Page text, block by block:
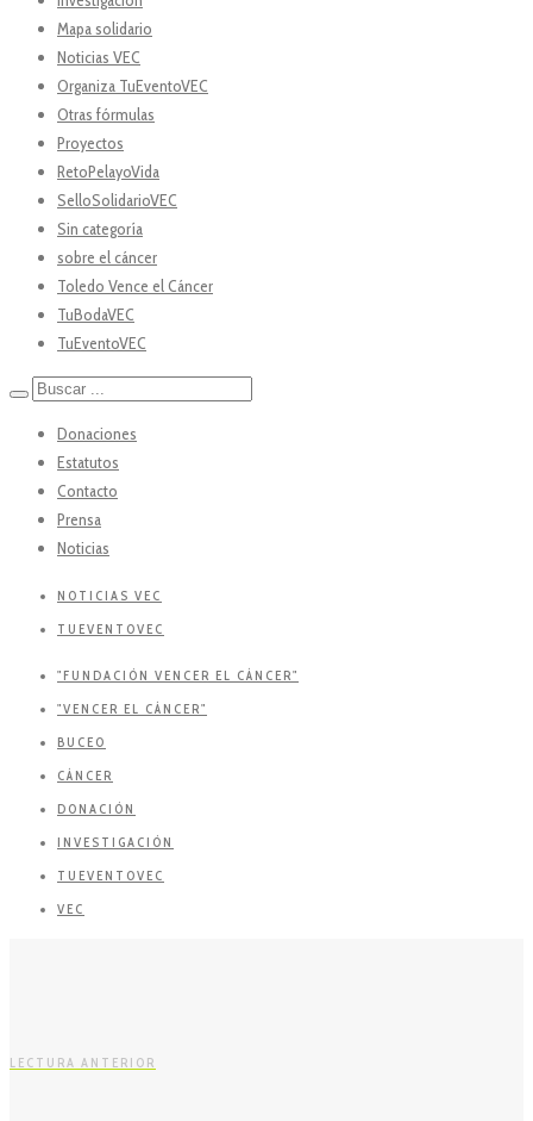
Mapa solidario
Noticias VEC
Organiza TuEventoVEC
Otras fórmulas
Proyectos
RetoPelayoVida
SelloSolidarioVEC
Sin categoría
sobre el cáncer
Toledo Vence el Cáncer
TuBodaVEC
TuEventoVEC
Donaciones
Estatutos
Contacto
Prensa
Noticias
NOTICIAS VEC
TUEVENTOVEC
"FUNDACIÓN VENCER EL CÁNCER"
"VENCER EL CÁNCER"
BUCEO
CÁNCER
DONACIÓN
INVESTIGACIÓN
TUEVENTOVEC
VEC
LECTURA ANTERIOR